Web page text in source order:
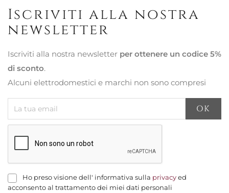
Iscriviti alla nostra
newsletter
Iscriviti alla nostra newsletter per ottenere un codice 5%
di sconto.
Alcuni elettrodomestici e marchi non sono compresi
Ho preso visione dell' informativa sulla privacy ed
acconsento al trattamento dei miei dati personali